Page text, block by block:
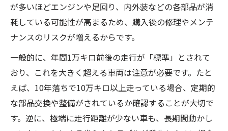
が多いほどエンジンや足回り、内外装などの各部品が消
耗している可能性が高まるため、購入後の修理やメンテ
ナンスのリスクが増えるからです。
一般的に、年間1万キロ前後の走行が「標準」とされて
おり、これを大きく超える車両は注意が必要です。たと
えば、10年落ちで10万キロ以上走っている場合、定期的
な部品交換や整備がされているか確認することが大切で
す。逆に、極端に走行距離が少ない車も、長期間動かし